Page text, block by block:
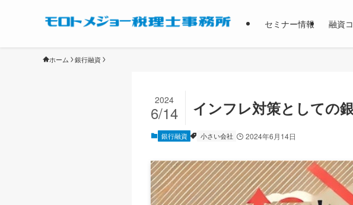
セミナー情報 融資
ホーム 銀行融資
インフレ対策としての
2024
6/14
銀行融資 小さい会社 2024年6月14日